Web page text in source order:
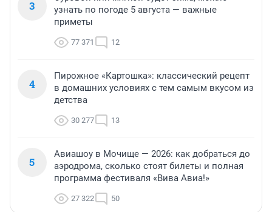
3
узнать по погоде 5 августа — важные
приметы
77 371 12
4
Пирожное «Картошка»: классический рецепт
в домашних условиях с тем самым вкусом из
детства
30 277 13
5
Авиашоу в Мочище — 2026: как добраться до
аэродрома, сколько стоят билеты и полная
программа фестиваля «Вива Авиа!»
27 322 50